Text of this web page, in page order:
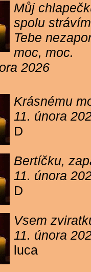
Můj
spolu
Tebe
moc, moc.
2026
Krásnému
11. února
D
Bertíčku,
11. února
D
Vsem
11. února
luca